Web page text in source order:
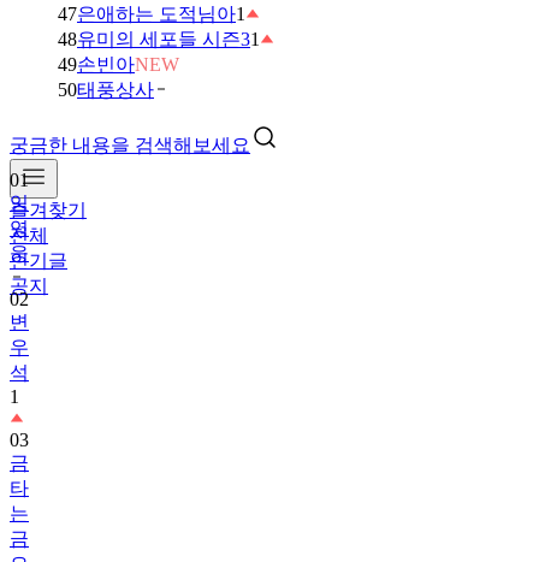
47은애하는 도적님아1
48유미의 세포들 시즌31
49손빈아NEW
50태풍상사
궁금한 내용을 검색해보세요
즐겨찾기
전체
인기글
공지
01
임
영
웅
02
변
우
석
1
03
금
타
는
금